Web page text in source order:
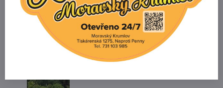
Zahradnictví Vedrovice